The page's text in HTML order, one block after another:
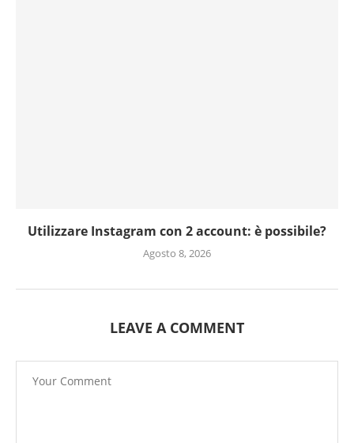
Utilizzare Instagram con 2 account: è possibile?
Agosto 8, 2026
LEAVE A COMMENT